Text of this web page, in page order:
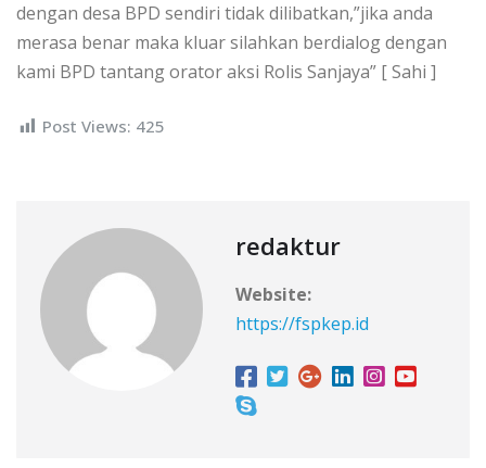
dengan desa BPD sendiri tidak dilibatkan,”jika anda
merasa benar maka kluar silahkan berdialog dengan
kami BPD tantang orator aksi Rolis Sanjaya” [ Sahi ]
Post Views: 425
redaktur
Website:
https://fspkep.id